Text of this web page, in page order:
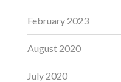
February 2023
August 2020
July 2020